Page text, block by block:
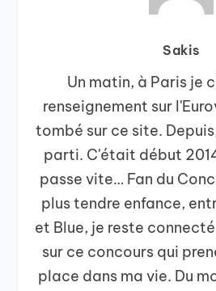
Sakis
Un matin, à Paris je
renseignement sur
tombé sur ce site.
parti. C'était début
passe vite… Fan du
plus tendre enfance,
et Blue, je reste
sur ce concours qui
place dans ma vie. Du